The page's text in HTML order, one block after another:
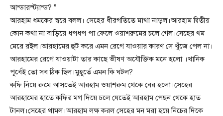
আন্ডারস্ট্যান্ড? ”
আরহাম ধমকের স্বরে বলল। সেহের ধীরগতিতে মাথা নাড়ল।আরহাম দ্বিতীয়
কোন কথা না বাড়িয়ে ধপধপ পা ফেলে ওয়াশরুমের চলে গেল।সেহের থম
মেরে রইল।আরহামের হুট করে এমন রেগে যাওয়ার কারণ সে খুঁজে পেল না।
আরহামের রেগে যাওয়াটা তার কাছে ভীষণ অযৌক্তিক মনে হলো ।খানিক
পূর্বেই তো সব ঠিক ছিল।মুহূর্তে এমন কি ঘটল?
কফি নিয়ে রুমে আসতেই আরহাম ওয়াশরুম থেকে বের হলো।সেহের
আরহামের হাতে কফির মগ দিয়ে চলে যেতেই আরহাম পেছন থেকে হাত
টানল।সেহের থামল।আরহাম লক্ষ করল সেহের মন মরা হয়ে নিচের দিকে